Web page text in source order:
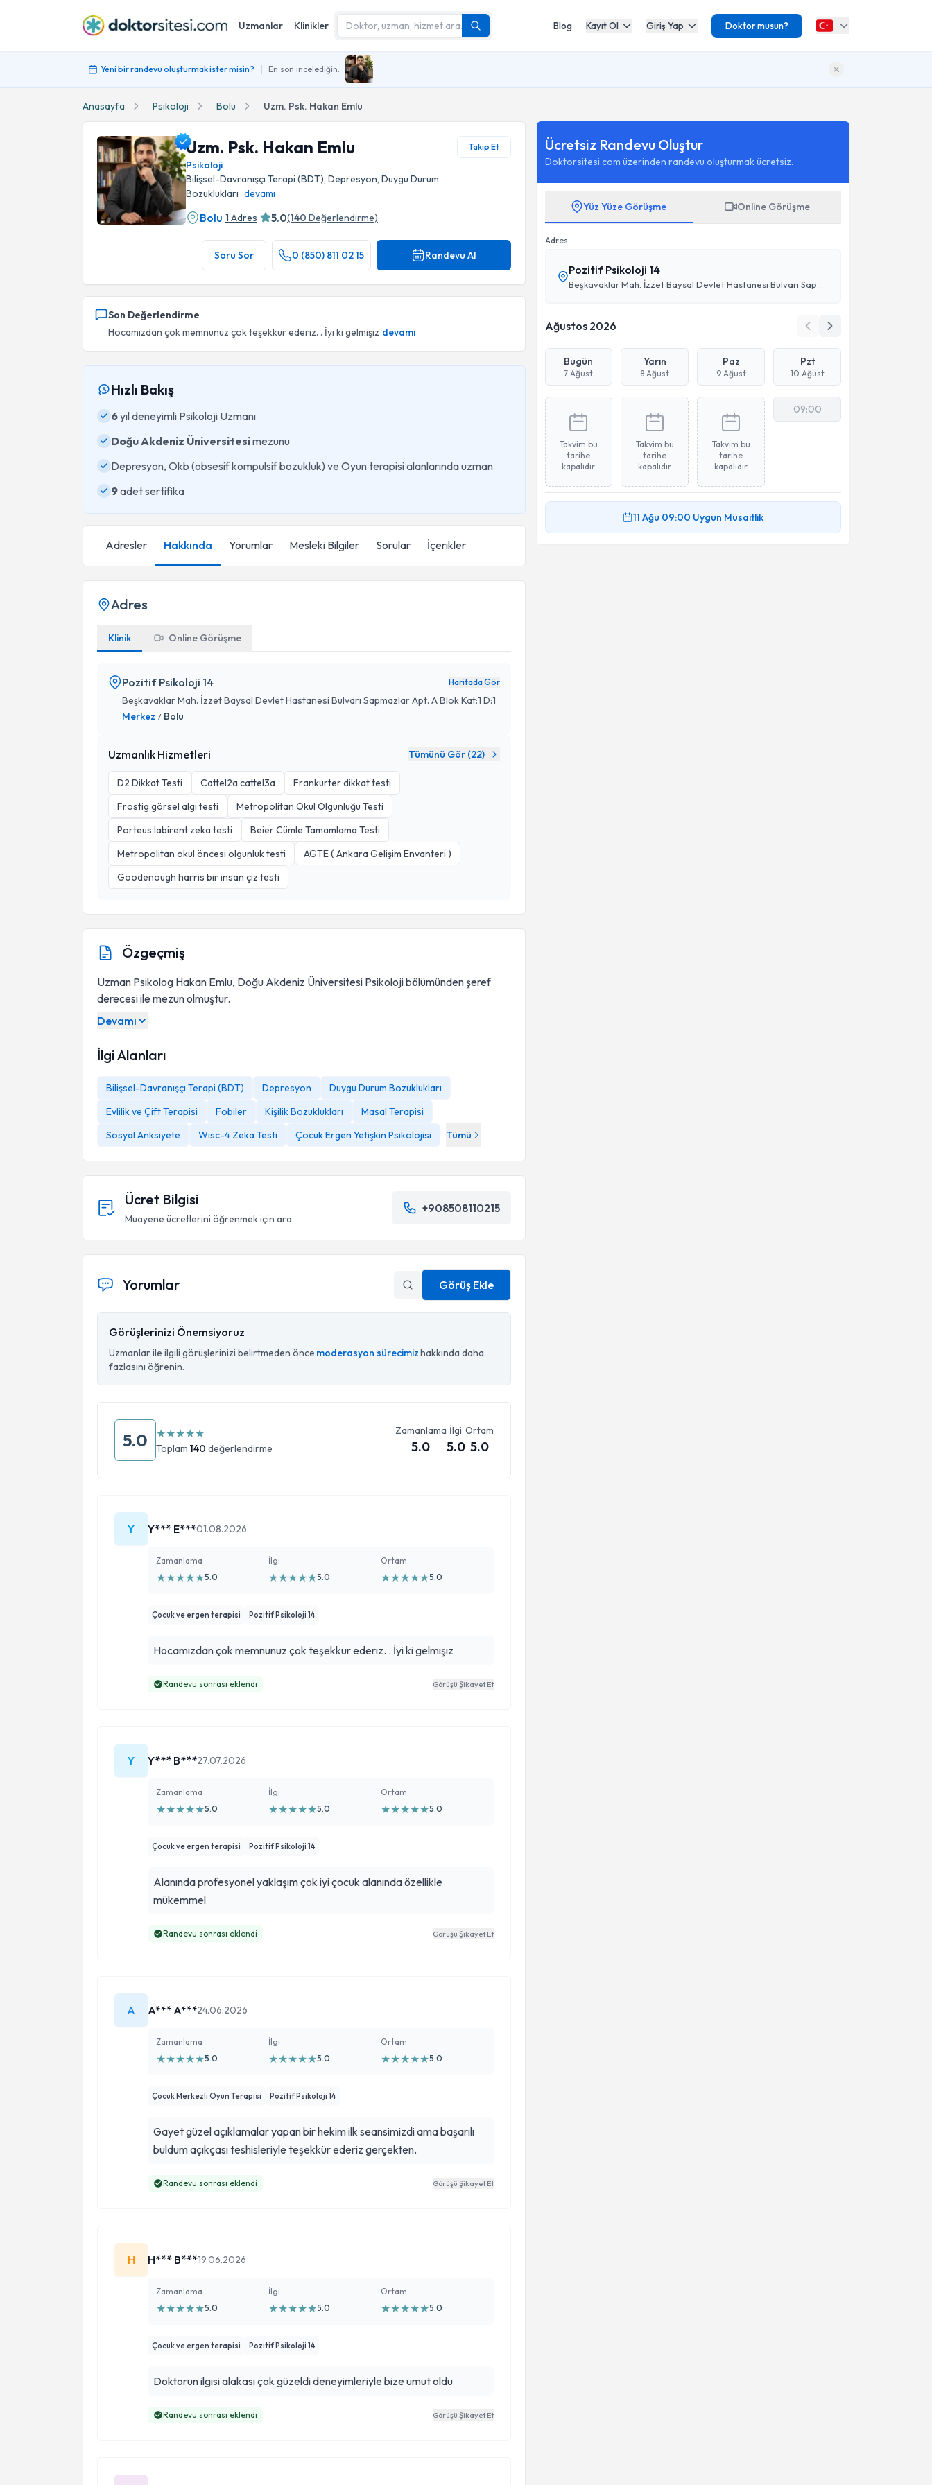
Uzmanlar Klinikler Blog Kayıt Ol Giriş Yap Doktor musun?
Yeni bir randevu oluşturmak ister misin? | En son incelediğin:
Anasayfa Psikoloji Bolu Uzm. Psk. Hakan Emlu
Uzm. Psk. Hakan Emlu Takip Et
Psikoloji
Bilişsel-Davranışçı Terapi (BDT), Depresyon, Duygu Durum
Bozuklukları devamı
Bolu 1 Adres 5.0(140 Değerlendirme)
Soru Sor 0 (850) 811 02 15 Randevu Al
Son Değerlendirme
Hocamızdan çok memnunuz çok teşekkür ederiz. . İyi ki gelmişiz devamı
Hızlı Bakış
6yıl deneyimli Psikoloji Uzmanı
Doğu Akdeniz Üniversitesimezunu
Depresyon, Okb (obsesif kompulsif bozukluk) ve Oyun terapisi alanlarında uzman
9adet sertifika
Adresler Hakkında Yorumlar Mesleki Bilgiler Sorular İçerikler
Adres
Klinik Online Görüşme
Pozitif Psikoloji 14 Haritada Gör
Beşkavaklar Mah. İzzet Baysal Devlet Hastanesi Bulvarı Sapmazlar Apt. A Blok Kat:1 D:1
Merkez / Bolu
Uzmanlık Hizmetleri Tümünü Gör (22)
D2 Dikkat Testi Cattel2a cattel3a
Frankurter dikkat testi
Frostig görsel algı testi
Metropolitan Okul Olgunluğu Testi
Porteus labirent zeka testi
Beier Cümle Tamamlama Testi
Metropolitan okul öncesi olgunluk testi
AGTE ( Ankara Gelişim Envanteri )
Goodenough harris bir insan çiz testi
Özgeçmiş
Uzman Psikolog Hakan Emlu, Doğu Akdeniz Üniversitesi Psikoloji bölümünden şeref
derecesi ile mezun olmuştur.
Devamı
İlgi Alanları
Bilişsel-Davranışçı Terapi (BDT) Depresyon
Duygu Durum Bozuklukları
Evlilik ve Çift Terapisi
Fobiler Kişilik Bozuklukları
Masal Terapisi
Sosyal Anksiyete
Wisc-4 Zeka Testi Çocuk Ergen Yetişkin Psikolojisi Tümü
Ücret Bilgisi
Muayene ücretlerini öğrenmek için ara
+908508110215
Yorumlar Görüş Ekle
Görüşlerinizi Önemsiyoruz
Uzmanlar ile ilgili görüşlerinizi belirtmeden önce moderasyon sürecimizhakkında daha
fazlasını öğrenin.
5.0 ★★★★★
Toplam 140 değerlendirme
Zamanlama
5.0
İlgi
5.0
Ortam
5.0
Y Y*** E***01.08.2026
Zamanlama
★★★★★5.0
İlgi
★★★★★5.0
Ortam
★★★★★5.0
Çocuk ve ergen terapisi Pozitif Psikoloji 14
Hocamızdan çok memnunuz çok teşekkür ederiz. . İyi ki gelmişiz
Randevu sonrası eklendi Görüşü Şikayet Et
Y Y*** B***27.07.2026
Zamanlama
★★★★★5.0
İlgi
★★★★★5.0
Ortam
★★★★★5.0
Çocuk ve ergen terapisi Pozitif Psikoloji 14
Alanında profesyonel yaklaşım çok iyi çocuk alanında özellikle
mükemmel
Randevu sonrası eklendi Görüşü Şikayet Et
A A*** A***24.06.2026
Zamanlama
★★★★★5.0
İlgi
★★★★★5.0
Ortam
★★★★★5.0
Çocuk Merkezli Oyun Terapisi Pozitif Psikoloji 14
Gayet güzel açıklamalar yapan bir hekim ilk seansimizdi ama başarılı
buldum açıkçası teshisleriyle teşekkür ederiz gerçekten.
Randevu sonrası eklendi Görüşü Şikayet Et
H H*** B***19.06.2026
Zamanlama
★★★★★5.0
İlgi
★★★★★5.0
Ortam
★★★★★5.0
Çocuk ve ergen terapisi Pozitif Psikoloji 14
Doktorun ilgisi alakası çok güzeldi deneyimleriyle bize umut oldu
Randevu sonrası eklendi Görüşü Şikayet Et
Ücretsiz Randevu Oluştur
Doktorsitesi.com üzerinden randevu oluşturmak ücretsiz.
Yüz Yüze Görüşme Online Görüşme
Adres
Pozitif Psikoloji 14
Ağustos 2026
Bugün
7 Ağust
Yarın
8 Ağust
Paz
9 Ağust
Pzt
10 Ağust
Takvim bu
tarihe
kapalıdır
Takvim bu
tarihe
kapalıdır
Takvim bu
tarihe
kapalıdır
09:00
11 Ağu 09:00 Uygun Müsaitlik